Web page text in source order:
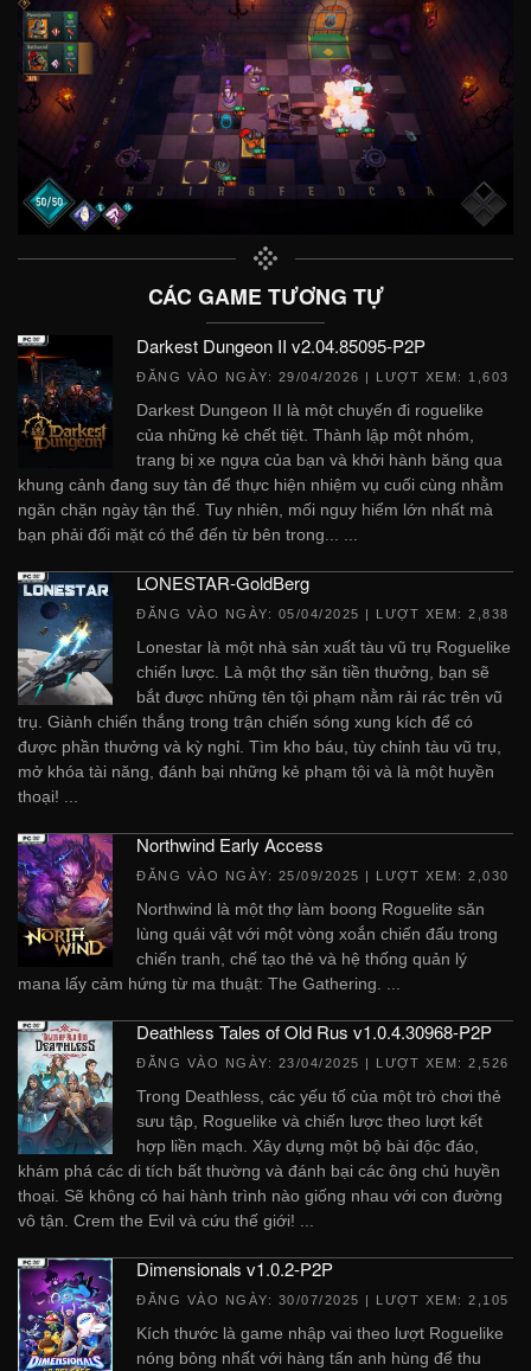
CÁC GAME TƯƠNG TỰ
Darkest Dungeon II v2.04.85095-P2P
ĐĂNG VÀO NGÀY: 29/04/2026 | LƯỢT XEM: 1,603
Darkest Dungeon II là một chuyến đi roguelike
của những kẻ chết tiệt. Thành lập một nhóm,
trang bị xe ngựa của bạn và khởi hành băng qua
khung cảnh đang suy tàn để thực hiện nhiệm vụ cuối cùng nhằm
ngăn chặn ngày tận thế. Tuy nhiên, mối nguy hiểm lớn nhất mà
bạn phải đối mặt có thể đến từ bên trong... ...
LONESTAR-GoldBerg
ĐĂNG VÀO NGÀY: 05/04/2025 | LƯỢT XEM: 2,838
Lonestar là một nhà sản xuất tàu vũ trụ Roguelike
chiến lược. Là một thợ săn tiền thưởng, bạn sẽ
bắt được những tên tội phạm nằm rải rác trên vũ
trụ. Giành chiến thắng trong trận chiến sóng xung kích để có
được phần thưởng và kỳ nghỉ. Tìm kho báu, tùy chỉnh tàu vũ trụ,
mở khóa tài năng, đánh bại những kẻ phạm tội và là một huyền
thoại! ...
Northwind Early Access
ĐĂNG VÀO NGÀY: 25/09/2025 | LƯỢT XEM: 2,030
Northwind là một thợ làm boong Roguelite săn
lùng quái vật với một vòng xoắn chiến đấu trong
chiến tranh, chế tạo thẻ và hệ thống quản lý
mana lấy cảm hứng từ ma thuật: The Gathering. ...
Deathless Tales of Old Rus v1.0.4.30968-P2P
ĐĂNG VÀO NGÀY: 23/04/2025 | LƯỢT XEM: 2,526
Trong Deathless, các yếu tố của một trò chơi thẻ
sưu tập, Roguelike và chiến lược theo lượt kết
hợp liền mạch. Xây dựng một bộ bài độc đáo,
khám phá các di tích bất thường và đánh bại các ông chủ huyền
thoại. Sẽ không có hai hành trình nào giống nhau với con đường
vô tận. Crem the Evil và cứu thế giới! ...
Dimensionals v1.0.2-P2P
ĐĂNG VÀO NGÀY: 30/07/2025 | LƯỢT XEM: 2,105
Kích thước là game nhập vai theo lượt Roguelike
nóng bỏng nhất với hàng tấn anh hùng để thu